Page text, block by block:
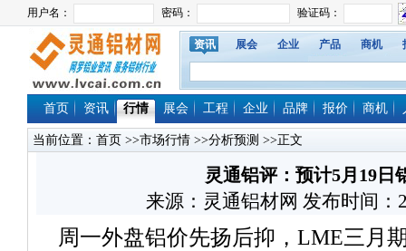
资讯 展会 企业 产品 商机
首页 资讯 行情 展会 工程 企业 品牌 报价 商机
当前位置： 首页 >>市场行情 >>分析预测 >>正文
灵通铝评：预计5月19日
来源：灵通铝材网 发布时间：
周一外盘铝价先扬后抑，LME三月